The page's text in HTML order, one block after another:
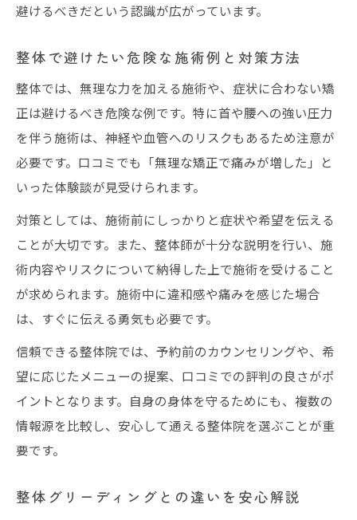
避けるべきだという認識が広がっています。
整体で避けたい危険な施術例と対策方法
整体では、無理な力を加える施術や、症状に合わない矯
正は避けるべき危険な例です。特に首や腰への強い圧力
を伴う施術は、神経や血管へのリスクもあるため注意が
必要です。口コミでも「無理な矯正で痛みが増した」と
いった体験談が見受けられます。
対策としては、施術前にしっかりと症状や希望を伝える
ことが大切です。また、整体師が十分な説明を行い、施
術内容やリスクについて納得した上で施術を受けること
が求められます。施術中に違和感や痛みを感じた場合
は、すぐに伝える勇気も必要です。
信頼できる整体院では、予約前のカウンセリングや、希
望に応じたメニューの提案、口コミでの評判の良さがポ
イントとなります。自身の身体を守るためにも、複数の
情報源を比較し、安心して通える整体院を選ぶことが重
要です。
整体グリーディングとの違いを安心解説